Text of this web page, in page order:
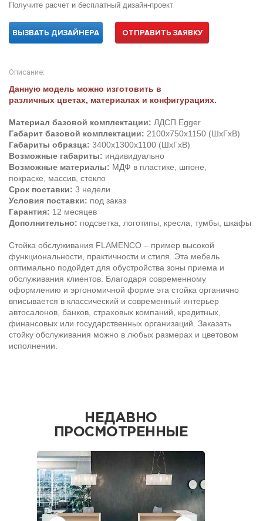
Получите расчет и бесплатный дизайн-проект
ВЫЗВАТЬ ДИЗАЙНЕРА ОТПРАВИТЬ ЗАЯВКУ
Описание:
Данную модель можно изготовить в
различных цветах, материалах и конфигурациях.
Материал базовой комплектации: ЛДСП Egger
Габарит базовой комплектации: 2100х750х1150 (ШхГхВ)
Габариты образца: 3400х1300х1100 (ШхГхВ)
Возможные габариты: индивидуально
Возможные материалы: МДФ в пластике, шпоне,
покраске, массив, стекло
Срок поставки: 3 недели
Условия поставки: под заказ
Гарантия: 12 месяцев
Дополнительно: подсветка, логотипы, кресла, тумбы, шкафы
Стойка обслуживания FLAMENCO – пример высокой
функциональности, практичности и стиля. Эта мебель
оптимально подойдет для обустройства зоны приема и
обслуживания клиентов. Благодаря современному
оформлению и эргономичной форме эта стойка органично
вписывается в классический и современный интерьер
автосалонов, банков, страховых компаний, кредитных,
финансовых или государственных организаций. Заказать
стойку обслуживания можно в любых размерах и цветовом
исполнении.
НЕДАВНО
ПРОСМОТРЕННЫЕ